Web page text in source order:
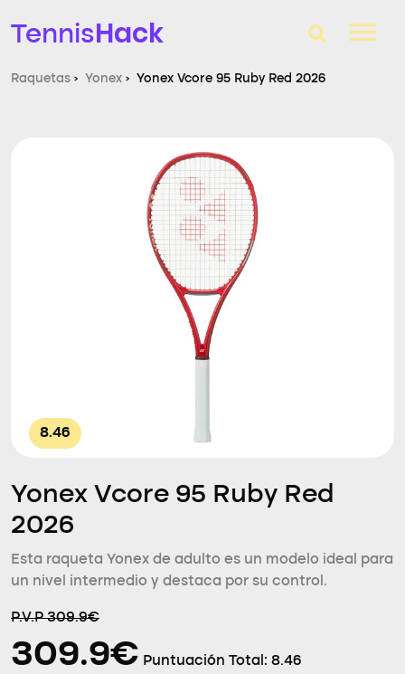
TennisHack
Raquetas de tenis
Zapatillas
Comparador
Consultorio
Raquetas › Yonex › Yonex Vcore 95 Ruby Red 2026
8.46
Yonex Vcore 95 Ruby Red
2026
Esta raqueta Yonex de adulto es un modelo ideal para
un nivel intermedio y destaca por su control.
P.V.P 309.9€
309.9€ Puntuación Total: 8.46